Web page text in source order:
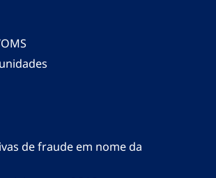
de fraude em nome da